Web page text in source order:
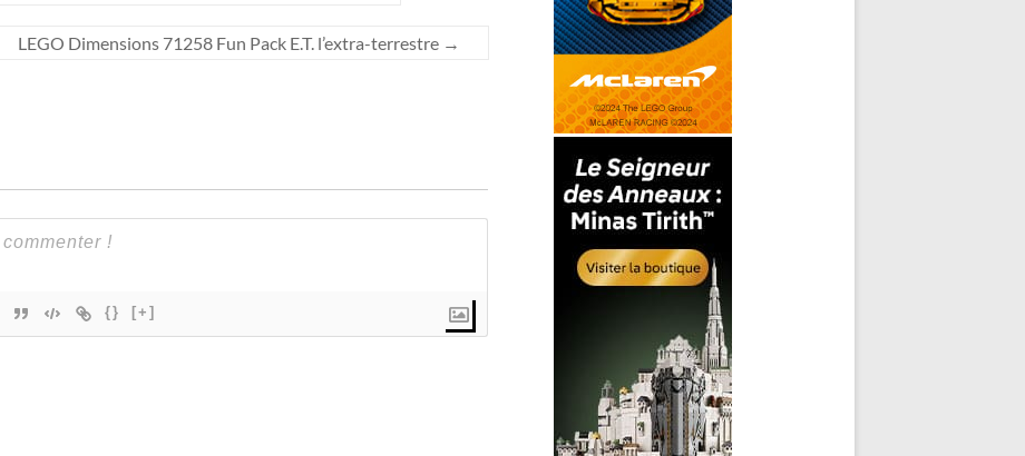
LEGO Dimensions 71258 Fun Pack E.T. l’extra-terrestre →
{} [+]